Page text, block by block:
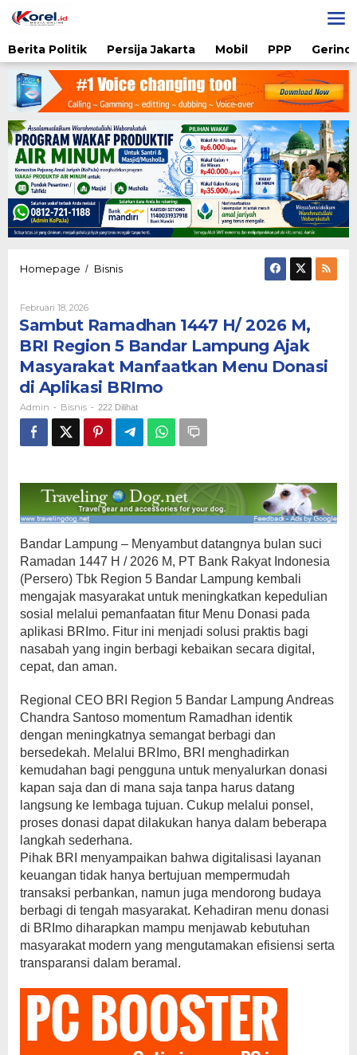
ke
Berita Politik
Persija Jakarta Mobil PPP
Homepage / BisnisSambut
2026
M,
BRI
Region
5
Bandar
Lampung
Ajak
Masyarakat
Donasi
di
Aplikasi
BRImo
Februari 18, 2026Oleh
Sambut Ramadhan 1447 H/ 2026 M,
BRI Region 5 Bandar Lampung Ajak
Masyarakat Manfaatkan Menu Donasi
di Aplikasi BRImo
Admin - Bisnis - 222 Dilihat
Bandar Lampung – Menyambut datangnya bulan suci
Ramadan 1447 H / 2026 M, PT Bank Rakyat Indonesia
(Persero) Tbk Region 5 Bandar Lampung kembali
mengajak masyarakat untuk meningkatkan kepedulian
sosial melalui pemanfaatan fitur Menu Donasi pada
aplikasi BRImo. Fitur ini menjadi solusi praktis bagi
nasabah yang ingin berbagi kebaikan secara digital,
cepat, dan aman.
Regional CEO BRI Region 5 Bandar Lampung Andreas
Chandra Santoso momentum Ramadhan identik
dengan meningkatnya semangat berbagi dan
bersedekah. Melalui BRImo, BRI menghadirkan
kemudahan bagi pengguna untuk menyalurkan donasi
kapan saja dan di mana saja tanpa harus datang
langsung ke lembaga tujuan. Cukup melalui ponsel,
proses donasi dapat dilakukan hanya dalam beberapa
langkah sederhana.
Pihak BRI menyampaikan bahwa digitalisasi layanan
keuangan tidak hanya bertujuan mempermudah
transaksi perbankan, namun juga mendorong budaya
berbagi di tengah masyarakat. Kehadiran menu donasi
di BRImo diharapkan mampu menjawab kebutuhan
masyarakat modern yang mengutamakan efisiensi serta
transparansi dalam beramal.